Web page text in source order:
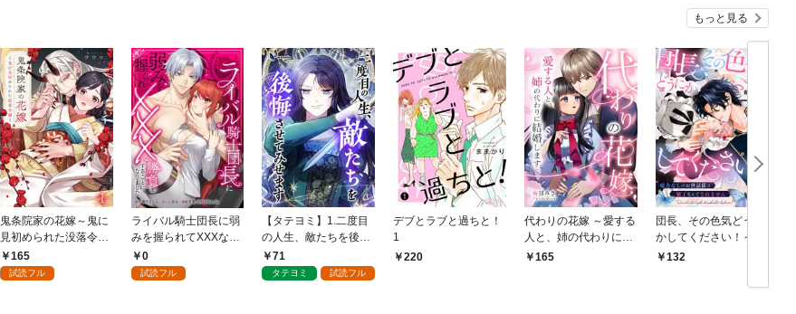
もっと見る
鬼条院家の花嫁～鬼に
見初められた没落令嬢
～１165
試読フル
ライバル騎士団長に弱
みを握られてXXXな勝
負をすることになりま
した第1話
0
試読フル
【タテヨミ】1.二度目
の人生、敵たちを後悔
させてみせます
71
タテヨミ 試読フル
デブとラブと過ちと！
1
220
代わりの花嫁 ～愛する
人と、姉の代わりに結
婚します～ 1
165
団長、その色気どうに
かしてください！～魔
力なしのお世話係は魅
132